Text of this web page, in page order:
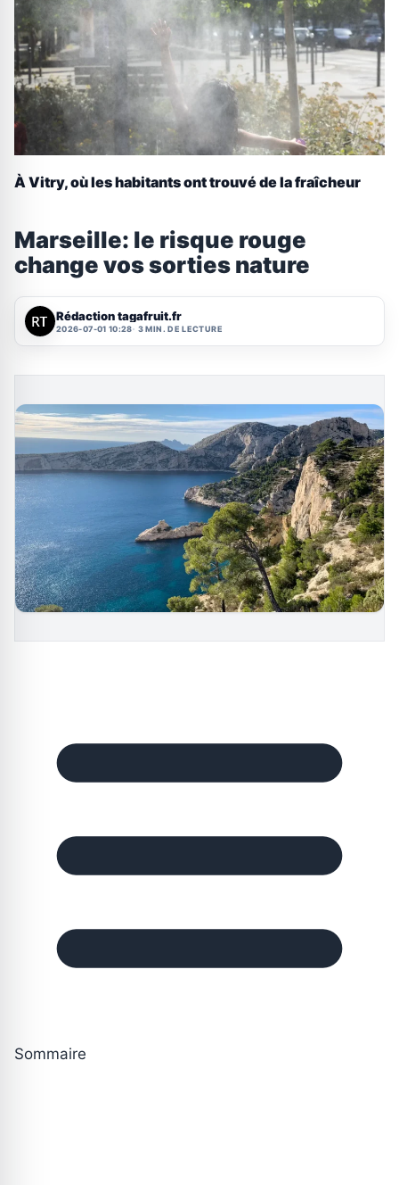
À Vitry, où les habitants ont trouvé de la fraîcheur
Marseille: le risque rouge
change vos sorties nature
Rédaction tagafruit.fr
2026-07-01 10:28 3 MIN. DE LECTURE
Sommaire